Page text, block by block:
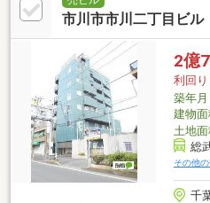
市川市市川二丁目ビル
2億
利回り
築年月
建物
土地
総
その他
千